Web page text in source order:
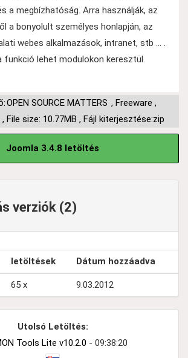
a megbízhatóság. Arra használják, az
a bonyolult személyes honlapján, az
webes alkalmazások, intranet, stb ... .
funkció lehet modulokon keresztül.
OPEN SOURCE MATTERS , Freeware ,
, File size: 10.77MB , Fájl kiterjesztése:zip
Joomla 3.4.8 letöltés
verziók (2)
letöltések Dátum hozzáadva
65 x 9.03.2012
Utolsó Letöltés:
Tools Lite v10.2.0 - 09:38:20